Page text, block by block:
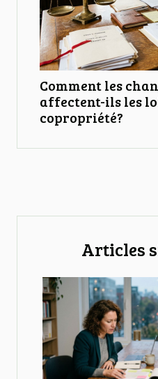
Comment les
affectent-ils les
copropriété?
Articles